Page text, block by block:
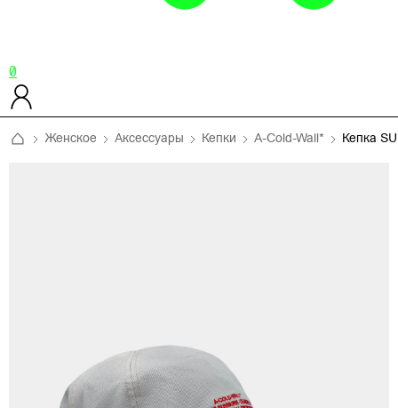
0
Женское Аксессуары Кепки A-Cold-Wall* Кепка